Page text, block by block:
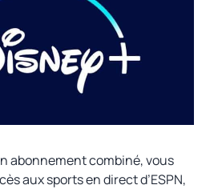
abonnement combiné, vous
aux sports en direct d’ESPN,